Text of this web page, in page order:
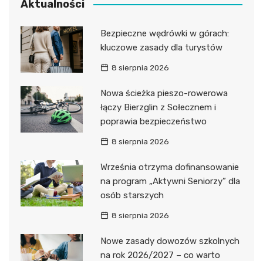
Aktualności
Bezpieczne wędrówki w górach:
kluczowe zasady dla turystów
8 sierpnia 2026
Nowa ścieżka pieszo-rowerowa
łączy Bierzglin z Sołecznem i
poprawia bezpieczeństwo
8 sierpnia 2026
Września otrzyma dofinansowanie
na program „Aktywni Seniorzy” dla
osób starszych
8 sierpnia 2026
Nowe zasady dowozów szkolnych
na rok 2026/2027 – co warto